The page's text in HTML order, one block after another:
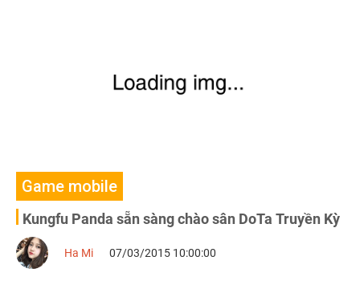
Game mobile
Kungfu Panda sẵn sàng chào sân DoTa Truyền Kỳ
Ha Mi 07/03/2015 10:00:00